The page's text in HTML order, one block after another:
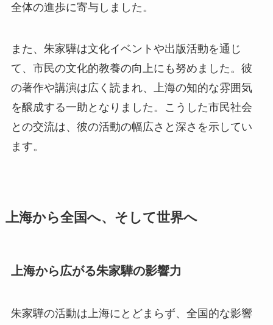
全体の進歩に寄与しました。
また、朱家驊は文化イベントや出版活動を通じ
て、市民の文化的教養の向上にも努めました。彼
の著作や講演は広く読まれ、上海の知的な雰囲気
を醸成する一助となりました。こうした市民社会
との交流は、彼の活動の幅広さと深さを示してい
ます。
上海から全国へ、そして世界へ
上海から広がる朱家驊の影響力
朱家驊の活動は上海にとどまらず、全国的な影響